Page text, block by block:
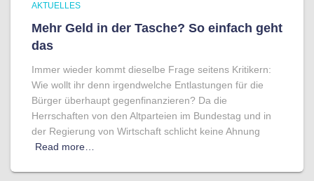
AKTUELLES
Mehr Geld in der Tasche? So einfach geht
das
Immer wieder kommt dieselbe Frage seitens Kritikern:
Wie wollt ihr denn irgendwelche Entlastungen für die
Bürger überhaupt gegenfinanzieren? Da die
Herrschaften von den Altparteien im Bundestag und in
der Regierung von Wirtschaft schlicht keine Ahnung
Read more…